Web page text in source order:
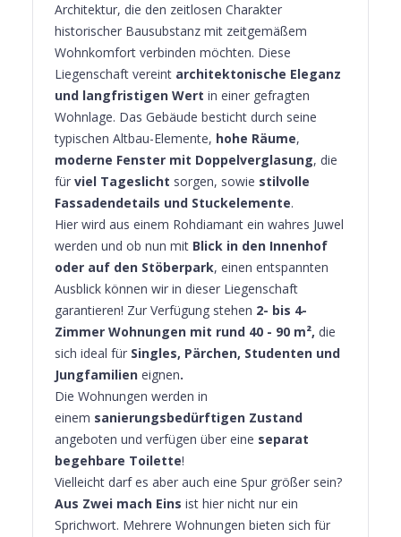
Architektur, die den zeitlosen Charakter
historischer Bausubstanz mit zeitgemäßem
Wohnkomfort verbinden möchten. Diese
Liegenschaft vereint architektonische Eleganz
und langfristigen Wert in einer gefragten
Wohnlage. Das Gebäude besticht durch seine
typischen Altbau-Elemente, hohe Räume,
moderne Fenster mit Doppelverglasung, die
für viel Tageslicht sorgen, sowie stilvolle
Fassadendetails und Stuckelemente.
Hier wird aus einem Rohdiamant ein wahres Juwel
werden und ob nun mit Blick in den Innenhof
oder auf den Stöberpark, einen entspannten
Ausblick können wir in dieser Liegenschaft
garantieren! Zur Verfügung stehen 2- bis 4-
Zimmer Wohnungen mit rund 40 - 90 m², die
sich ideal für Singles, Pärchen, Studenten und
Jungfamilien eignen.
Die Wohnungen werden in
einem sanierungsbedürftigen Zustand
angeboten und verfügen über eine separat
begehbare Toilette!
Vielleicht darf es aber auch eine Spur größer sein?
Aus Zwei mach Eins ist hier nicht nur ein
Sprichwort. Mehrere Wohnungen bieten sich für